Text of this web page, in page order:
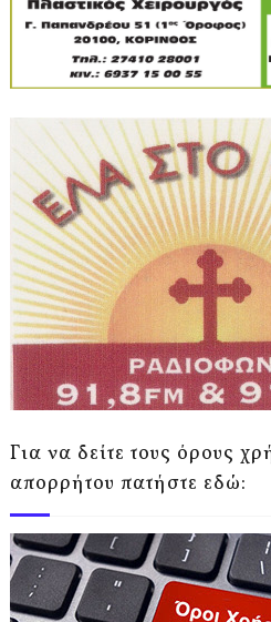
Για να δείτε τους όρους
απορρήτου πατήστε εδώ: